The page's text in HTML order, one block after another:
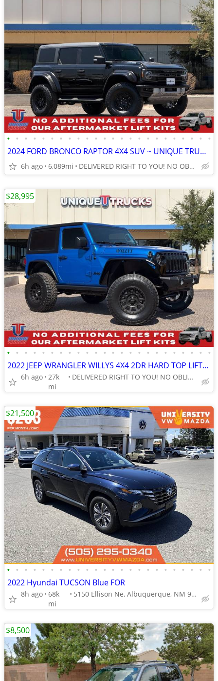
• • • • • • • • • • • • • • • • • • • • • • • •
2024 FORD BRONCO RAPTOR 4X4 SUV ~ UNIQUE TRUCKS
6h ago 6,089mi DELIVERED RIGHT TO YOU! NO OBLIGATION!
• • • • • • • • • • • • • • • • • • • • • • • •
2022 JEEP WRANGLER WILLYS 4X4 2DR HARD TOP LIFTED ~ UNIQUE TRUCKS
6h ago 27k
mi
DELIVERED RIGHT TO YOU! NO OBLIGATION!
$28,995
• • • • • • • • • • • • • • • • • • • • • • • •
2022 Hyundai TUCSON Blue FOR
8h ago 68k
mi
5150 Ellison Ne, Albuquerque, NM 97109
$21,500
$8,500